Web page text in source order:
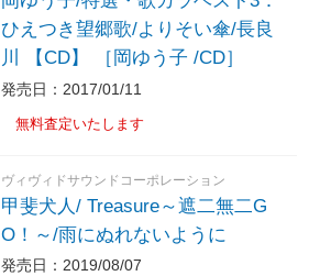
ひえつき望郷歌/よりそい傘/長良
川 【CD】 ［岡ゆう子 /CD］
発売日：2017/01/11
無料査定いたします
ヴィヴィドサウンドコーポレーション
甲斐犬人/ Treasure～遮二無二G
O！～/雨にぬれないように
発売日：2019/08/07